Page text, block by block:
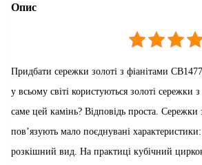
Опис
Придбати сережки золоті з фіанітами
у всьому світі користуються золоті сережки
саме цей камінь? Відповідь проста.
пов’язують мало поєднувані характеристики:
розкішний вид. На практиці кубічний